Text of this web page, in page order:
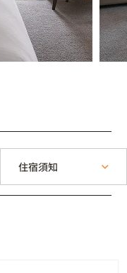
住宿須知